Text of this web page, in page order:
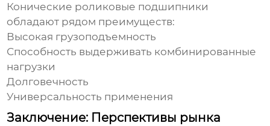
Конические роликовые подшипники
обладают рядом преимуществ:
Высокая грузоподъемность
Способность выдерживать комбинированные
нагрузки
Долговечность
Универсальность применения
Заключение: Перспективы рынка